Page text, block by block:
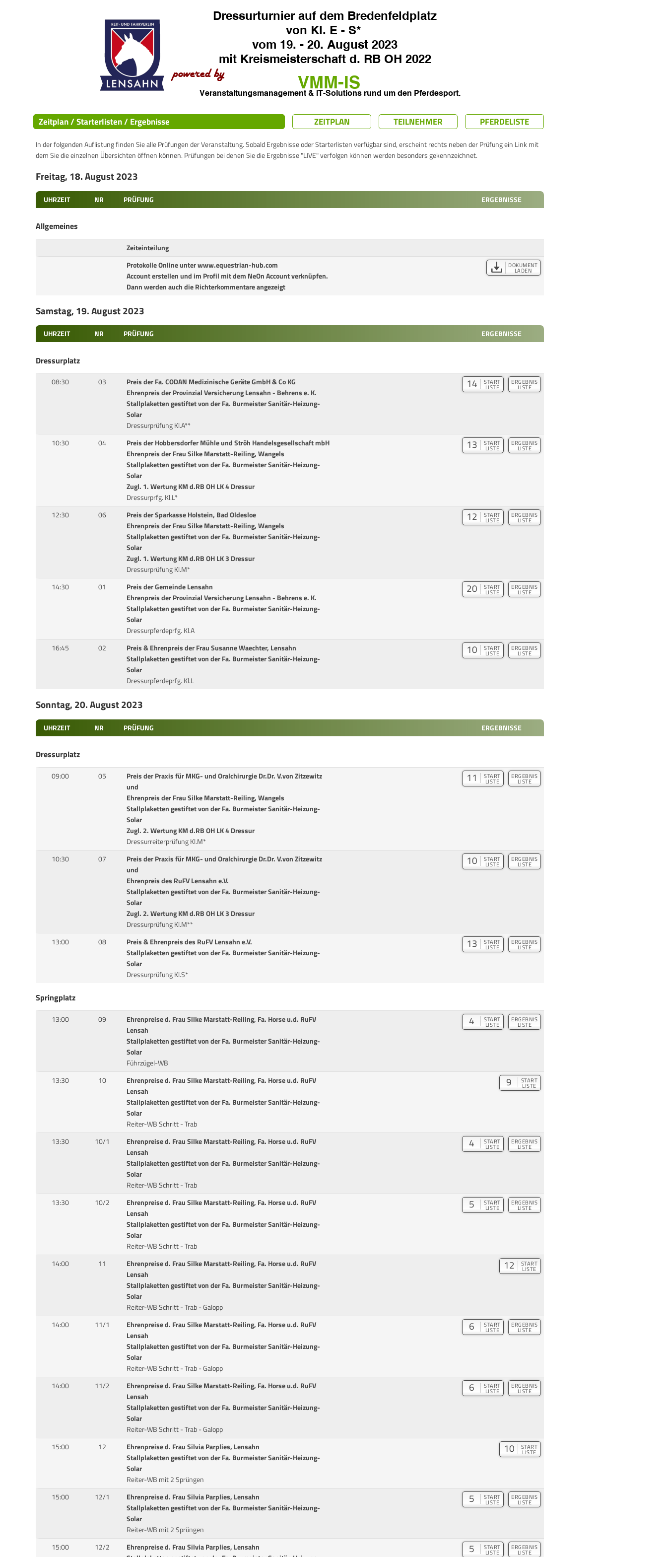
Zeitplan / Starterlisten / Ergebnisse ZEITPLAN TEILNEHMER PFERDELISTE
In der folgenden Auflistung finden Sie alle Prüfungen der Veranstaltung. Sobald Ergebnisse oder Starterlisten verfügbar sind, erscheint rechts neben der Prüfung ein Link mit
dem Sie die einzelnen Übersichten öffnen können. Prüfungen bei denen Sie die Ergebnisse "LIVE" verfolgen können werden besonders gekennzeichnet.
Freitag, 18. August 2023
UHRZEIT NR PRÜFUNG ERGEBNISSE
Allgemeines
Zeiteinteilung
Protokolle Online unter www.equestrian-hub.com
Account erstellen und im Profil mit dem NeOn Account verknüpfen.
Dann werden auch die Richterkommentare angezeigt
DOKUMENT
LADEN
Samstag, 19. August 2023
UHRZEIT NR PRÜFUNG ERGEBNISSE
Dressurplatz
08:30 03
Preis der Fa. CODAN Medizinische Geräte GmbH & Co KG
Ehrenpreis der Provinzial Versicherung Lensahn - Behrens e. K.
Stallplaketten gestiftet von der Fa. Burmeister Sanitär-Heizung-
Solar
Dressurprüfung Kl.A**
14 START
LISTE
ERGEBNIS
LISTE
10:30 04
Preis der Hobbersdorfer Mühle und Ströh Handelsgesellschaft mbH
Ehrenpreis der Frau Silke Marstatt-Reiling, Wangels
Stallplaketten gestiftet von der Fa. Burmeister Sanitär-Heizung-
Solar
Zugl. 1. Wertung KM d.RB OH LK 4 Dressur
Dressurprfg. Kl.L*
13 START
LISTE
ERGEBNIS
LISTE
12:30 06
Preis der Sparkasse Holstein, Bad Oldesloe
Ehrenpreis der Frau Silke Marstatt-Reiling, Wangels
Stallplaketten gestiftet von der Fa. Burmeister Sanitär-Heizung-
Solar
Zugl. 1. Wertung KM d.RB OH LK 3 Dressur
Dressurprüfung Kl.M*
12 START
LISTE
ERGEBNIS
LISTE
14:30 01
Preis der Gemeinde Lensahn
Ehrenpreis der Provinzial Versicherung Lensahn - Behrens e. K.
Stallplaketten gestiftet von der Fa. Burmeister Sanitär-Heizung-
Solar
Dressurpferdeprfg. Kl.A
20 START
LISTE
ERGEBNIS
LISTE
16:45 02
Preis & Ehrenpreis der Frau Susanne Waechter, Lensahn
Stallplaketten gestiftet von der Fa. Burmeister Sanitär-Heizung-
Solar
Dressurpferdeprfg. Kl.L
10 START
LISTE
ERGEBNIS
LISTE
Sonntag, 20. August 2023
UHRZEIT NR PRÜFUNG ERGEBNISSE
Dressurplatz
09:00 05
Preis der Praxis für MKG- und Oralchirurgie Dr.Dr. V.von Zitzewitz
und
Ehrenpreis der Frau Silke Marstatt-Reiling, Wangels
Stallplaketten gestiftet von der Fa. Burmeister Sanitär-Heizung-
Solar
Zugl. 2. Wertung KM d.RB OH LK 4 Dressur
Dressurreiterprüfung Kl.M*
11 START
LISTE
ERGEBNIS
LISTE
10:30 07
Preis der Praxis für MKG- und Oralchirurgie Dr.Dr. V.von Zitzewitz
und
Ehrenpreis des RuFV Lensahn e.V.
Stallplaketten gestiftet von der Fa. Burmeister Sanitär-Heizung-
Solar
Zugl. 2. Wertung KM d.RB OH LK 3 Dressur
Dressurprüfung Kl.M**
10 START
LISTE
ERGEBNIS
LISTE
13:00 08
Preis & Ehrenpreis des RuFV Lensahn e.V.
Stallplaketten gestiftet von der Fa. Burmeister Sanitär-Heizung-
Solar
Dressurprüfung Kl.S*
13 START
LISTE
ERGEBNIS
LISTE
Springplatz
13:00 09
Ehrenpreise d. Frau Silke Marstatt-Reiling, Fa. Horse u.d. RuFV
Lensah
Stallplaketten gestiftet von der Fa. Burmeister Sanitär-Heizung-
Solar
Führzügel-WB
4 START
LISTE
ERGEBNIS
LISTE
13:30 10
Ehrenpreise d. Frau Silke Marstatt-Reiling, Fa. Horse u.d. RuFV
Lensah
Stallplaketten gestiftet von der Fa. Burmeister Sanitär-Heizung-
Solar
Reiter-WB Schritt - Trab
9 START
LISTE
13:30 10/1
Ehrenpreise d. Frau Silke Marstatt-Reiling, Fa. Horse u.d. RuFV
Lensah
Stallplaketten gestiftet von der Fa. Burmeister Sanitär-Heizung-
Solar
Reiter-WB Schritt - Trab
4 START
LISTE
ERGEBNIS
LISTE
13:30 10/2
Ehrenpreise d. Frau Silke Marstatt-Reiling, Fa. Horse u.d. RuFV
Lensah
Stallplaketten gestiftet von der Fa. Burmeister Sanitär-Heizung-
Solar
Reiter-WB Schritt - Trab
5 START
LISTE
ERGEBNIS
LISTE
14:00 11
Ehrenpreise d. Frau Silke Marstatt-Reiling, Fa. Horse u.d. RuFV
Lensah
Stallplaketten gestiftet von der Fa. Burmeister Sanitär-Heizung-
Solar
Reiter-WB Schritt - Trab - Galopp
12 START
LISTE
14:00 11/1
Ehrenpreise d. Frau Silke Marstatt-Reiling, Fa. Horse u.d. RuFV
Lensah
Stallplaketten gestiftet von der Fa. Burmeister Sanitär-Heizung-
Solar
Reiter-WB Schritt - Trab - Galopp
6 START
LISTE
ERGEBNIS
LISTE
14:00 11/2
Ehrenpreise d. Frau Silke Marstatt-Reiling, Fa. Horse u.d. RuFV
Lensah
Stallplaketten gestiftet von der Fa. Burmeister Sanitär-Heizung-
Solar
Reiter-WB Schritt - Trab - Galopp
6 START
LISTE
ERGEBNIS
LISTE
15:00 12
Ehrenpreise d. Frau Silvia Parplies, Lensahn
Stallplaketten gestiftet von der Fa. Burmeister Sanitär-Heizung-
Solar
Reiter-WB mit 2 Sprüngen
10 START
LISTE
15:00 12/1
Ehrenpreise d. Frau Silvia Parplies, Lensahn
Stallplaketten gestiftet von der Fa. Burmeister Sanitär-Heizung-
Solar
Reiter-WB mit 2 Sprüngen
5 START
LISTE
ERGEBNIS
LISTE
15:00 12/2
Ehrenpreise d. Frau Silvia Parplies, Lensahn
5 START
LISTE
ERGEBNIS
LISTE